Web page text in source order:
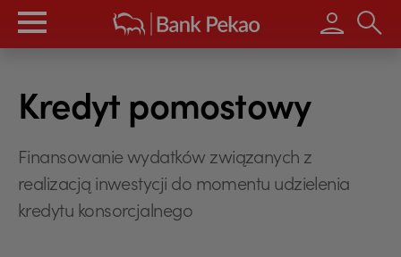
Wpisz
Kredyt pomostowy
Finansowanie wydatków związanych z
realizacją inwestycji do momentu udzielenia
kredytu konsorcjalnego